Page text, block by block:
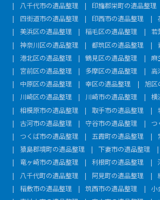
八千代市の遺品整理
印旛郡栄町の遺品整理
四街道市の遺品整理
印西市の遺品整理
美浜区の遺品整理
稲毛区の遺品整理
若
神奈川区の遺品整理
都筑区の遺品整理
港北区の遺品整理
鶴見区の遺品整理
麻
宮前区の遺品整理
多摩区の遺品整理
高
中原区の遺品整理
幸区の遺品整理
旭区
川崎区の遺品整理
川崎市の遺品整理
横
相模原市の遺品整理
取手市の遺品整理
古河市の遺品整理
守谷市の遺品整理
つ
つくば市の遺品整理
五霞町の遺品整理
猿島郡境町の遺品整理
下妻市の遺品整理
竜ヶ崎市の遺品整理
利根町の遺品整理
八千代町の遺品整理
阿見町の遺品整理
稲敷市の遺品整理
筑西市の遺品整理
小